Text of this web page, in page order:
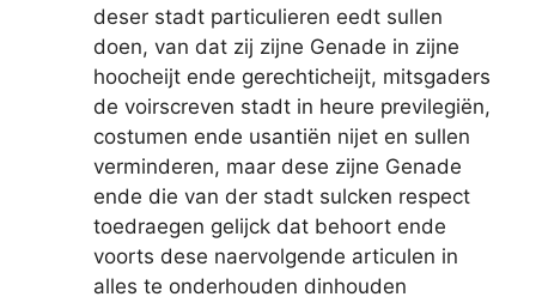
deser stadt particulieren eedt sullen
doen, van dat zij zijne Genade in zijne
hoocheijt ende gerechticheijt, mitsgaders
de voirscreven stadt in heure previlegiën,
costumen ende usantiën nijet en sullen
verminderen, maar dese zijne Genade
ende die van der stadt sulcken respect
toedraegen gelijck dat behoort ende
voorts dese naervolgende articulen in
alles te onderhouden dinhouden